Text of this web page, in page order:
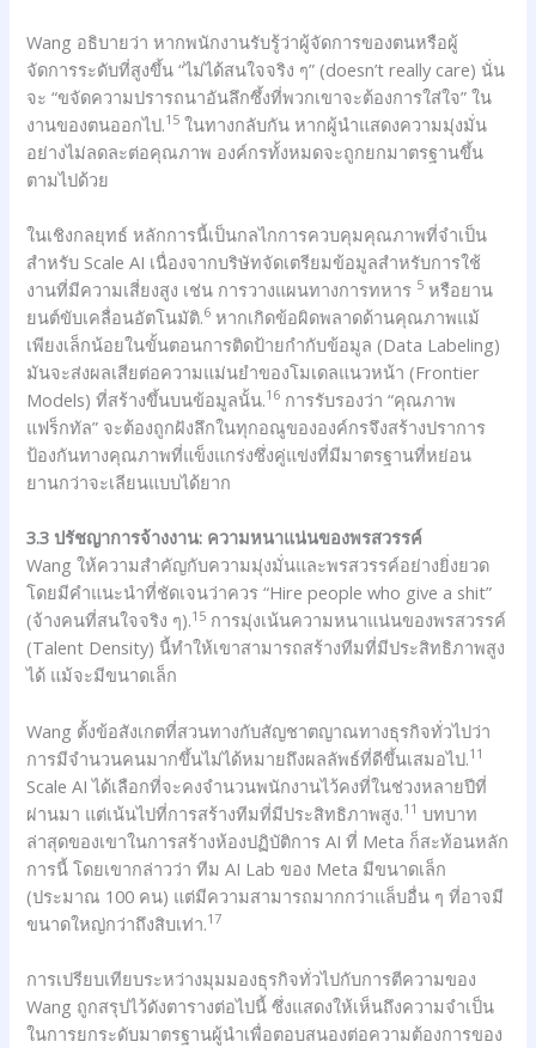
Wang อธิบายว่า หากพนักงานรับรู้ว่าผู้จัดการของตนหรือผู้
จัดการระดับที่สูงขึ้น “ไม่ได้สนใจจริง ๆ” (doesn’t really care) นั่น
จะ “ขจัดความปรารถนาอันลึกซึ้งที่พวกเขาจะต้องการใส่ใจ” ใน
งานของตนออกไป.15 ในทางกลับกัน หากผู้นำแสดงความมุ่งมั่น
อย่างไม่ลดละต่อคุณภาพ องค์กรทั้งหมดจะถูกยกมาตรฐานขึ้น
ตามไปด้วย
ในเชิงกลยุทธ์ หลักการนี้เป็นกลไกการควบคุมคุณภาพที่จำเป็น
สำหรับ Scale AI เนื่องจากบริษัทจัดเตรียมข้อมูลสำหรับการใช้
งานที่มีความเสี่ยงสูง เช่น การวางแผนทางการทหาร 5 หรือยาน
ยนต์ขับเคลื่อนอัตโนมัติ.6 หากเกิดข้อผิดพลาดด้านคุณภาพแม้
เพียงเล็กน้อยในขั้นตอนการติดป้ายกำกับข้อมูล (Data Labeling)
มันจะส่งผลเสียต่อความแม่นยำของโมเดลแนวหน้า (Frontier
Models) ที่สร้างขึ้นบนข้อมูลนั้น.16 การรับรองว่า “คุณภาพ
แฟร็กทัล” จะต้องถูกฝังลึกในทุกอณูขององค์กรจึงสร้างปราการ
ป้องกันทางคุณภาพที่แข็งแกร่งซึ่งคู่แข่งที่มีมาตรฐานที่หย่อน
ยานกว่าจะเลียนแบบได้ยาก
3.3 ปรัชญาการจ้างงาน: ความหนาแน่นของพรสวรรค์
Wang ให้ความสำคัญกับความมุ่งมั่นและพรสวรรค์อย่างยิ่งยวด
โดยมีคำแนะนำที่ชัดเจนว่าควร “Hire people who give a shit”
(จ้างคนที่สนใจจริง ๆ).15 การมุ่งเน้นความหนาแน่นของพรสวรรค์
(Talent Density) นี้ทำให้เขาสามารถสร้างทีมที่มีประสิทธิภาพสูง
ได้ แม้จะมีขนาดเล็ก
Wang ตั้งข้อสังเกตที่สวนทางกับสัญชาตญาณทางธุรกิจทั่วไปว่า
การมีจำนวนคนมากขึ้นไม่ได้หมายถึงผลลัพธ์ที่ดีขึ้นเสมอไป.11
Scale AI ได้เลือกที่จะคงจำนวนพนักงานไว้คงที่ในช่วงหลายปีที่
ผ่านมา แต่เน้นไปที่การสร้างทีมที่มีประสิทธิภาพสูง.11 บทบาท
ล่าสุดของเขาในการสร้างห้องปฏิบัติการ AI ที่ Meta ก็สะท้อนหลัก
การนี้ โดยเขากล่าวว่า ทีม AI Lab ของ Meta มีขนาดเล็ก
(ประมาณ 100 คน) แต่มีความสามารถมากกว่าแล็บอื่น ๆ ที่อาจมี
ขนาดใหญ่กว่าถึงสิบเท่า.17
การเปรียบเทียบระหว่างมุมมองธุรกิจทั่วไปกับการตีความของ
Wang ถูกสรุปไว้ดังตารางต่อไปนี้ ซึ่งแสดงให้เห็นถึงความจำเป็น
ในการยกระดับมาตรฐานผู้นำเพื่อตอบสนองต่อความต้องการของ